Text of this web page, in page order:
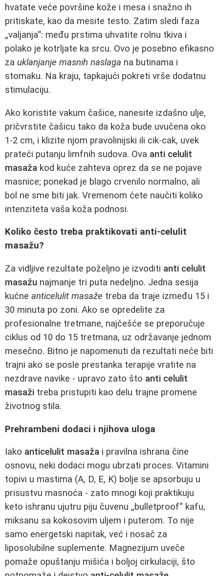
hvatate veće površine kože i mesa i snažno ih
pritiskate, kao da mesite testo. Zatim sledi faza
„valjanja“: među prstima uhvatite rolnu tkiva i
polako je kotrljate ka srcu. Ovo je posebno efikasno
za uklanjanje masnih naslaga na butinama i
stomaku. Na kraju, tapkajući pokreti vrše dodatnu
stimulaciju.
Ako koristite vakum čašice, nanesite izdašno ulje,
pričvrstite čašicu tako da koža bude uvučena oko
1-2 cm, i klizite njom pravolinijski ili cik-cak, uvek
prateći putanju limfnih sudova. Ova anti celulit
masaža kod kuće zahteva oprez da se ne pojave
masnice; ponekad je blago crvenilo normalno, ali
bol ne sme biti jak. Vremenom ćete naučiti koliko
intenziteta vaša koža podnosi.
Koliko često treba praktikovati anti-celulit
masažu?
Za vidljive rezultate poželjno je izvoditi anti celulit
masažu najmanje tri puta nedeljno. Jedna sesija
kućne anticelulit masaže treba da traje između 15 i
30 minuta po zoni. Ako se opredelite za
profesionalne tretmane, najčešće se preporučuje
ciklus od 10 do 15 tretmana, uz održavanje jednom
mesečno. Bitno je napomenuti da rezultati neće biti
trajni ako se posle prestanka terapije vratite na
nezdrave navike - upravo zato što anti celulit
masaži treba pristupiti kao delu trajne promene
životnog stila.
Prehrambeni dodaci i njihova uloga
Iako anticelulit masaža i pravilna ishrana čine
osnovu, neki dodaci mogu ubrzati proces. Vitamini
topivi u mastima (A, D, E, K) bolje se apsorbuju u
prisustvu masnoća - zato mnogi koji praktikuju
keto ishranu ujutru piju čuvenu „bulletproof“ kafu,
miksanu sa kokosovim uljem i puterom. To nije
samo energetski napitak, već i nosač za
liposolubilne suplemente. Magnezijum uveče
pomaže opuštanju mišića i boljoj cirkulaciji, što